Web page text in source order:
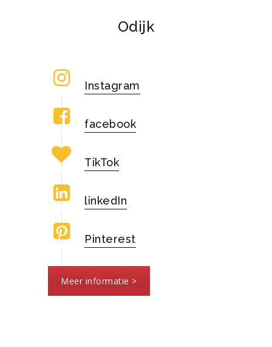
Odijk
Instagram
facebook
TikTok
linkedIn
Pinterest
Meer informatie >